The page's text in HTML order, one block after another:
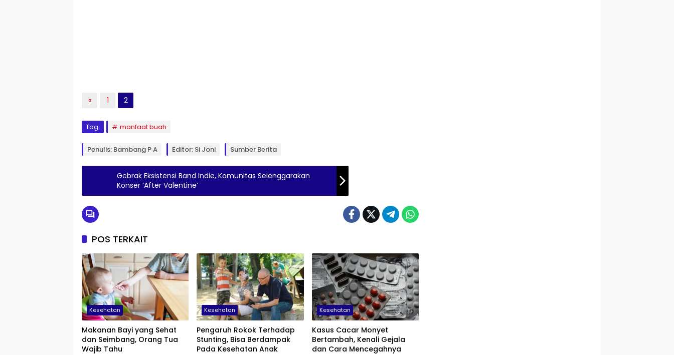
« 1 2
Tag: manfaat buah
Penulis: Bambang P A Editor: Si Joni Sumber Berita
Gebrak Eksistensi Band Indie, Komunitas Selenggarakan
Konser ‘After Valentine’
POS TERKAIT
Kesehatan
Makanan Bayi yang Sehat
dan Seimbang, Orang Tua
Wajib Tahu
Kesehatan
Pengaruh Rokok Terhadap
Stunting, Bisa Berdampak
Pada Kesehatan Anak
Kesehatan
Kasus Cacar Monyet
Bertambah, Kenali Gejala
dan Cara Mencegahnya